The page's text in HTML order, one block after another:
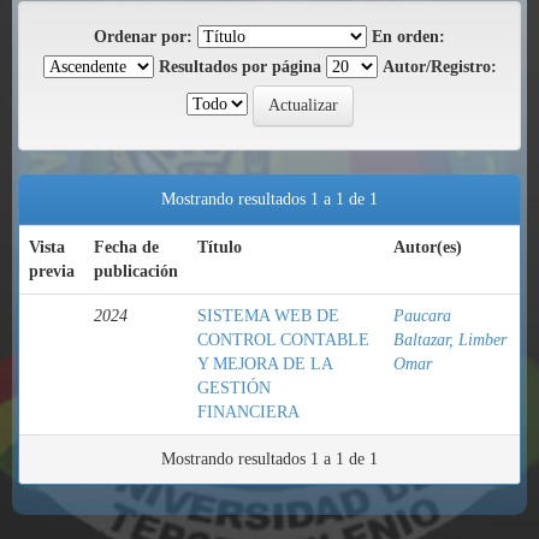
Ordenar por:
En orden:
Resultados por página
Autor/Registro:
Mostrando resultados 1 a 1 de 1
Vista
previa
Fecha de
publicación
Título Autor(es)
2024
SISTEMA WEB DE
CONTROL CONTABLE
Y MEJORA DE LA
GESTIÓN
FINANCIERA
Paucara
Baltazar, Limber
Omar
Mostrando resultados 1 a 1 de 1